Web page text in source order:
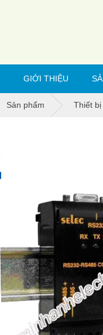
GIỚI THIỆU
Sản phẩm Thiết